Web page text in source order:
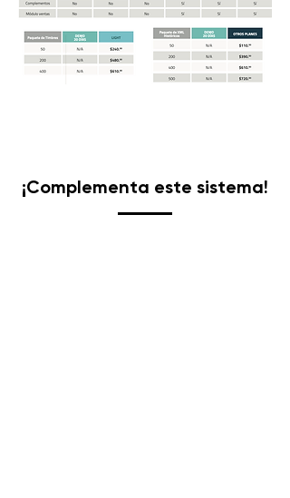
¡Complementa este sistema!